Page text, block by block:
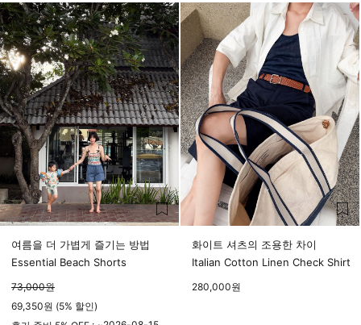
여름을 더 가볍게 즐기는 방법
Essential Beach Shorts
73,000원
69,350원 (5% 할인)
화이트 셔츠의 조용한 차이
Italian Cotton Linen Check Shirt
280,000원